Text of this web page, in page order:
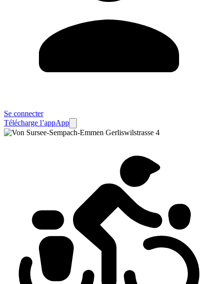
Se connecter
Télécharge l’appApp